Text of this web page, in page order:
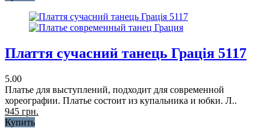
Плаття сучасний танець Грація 5117
5.00
Платье для выступлений, подходит для современной
хореографии. Платье состоит из купальника и юбки. Л..
945 грн.
Купить